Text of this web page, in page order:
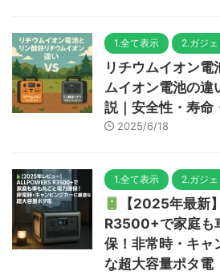
1.全て表示 2.ガジ
リチウムイオン電
ムイオン電池の違
説｜安全性・寿命
2025/6/18
1.全て表示 2.ガジ
【2025年最新
R3500+で家庭も
保！非常時・キャ
な超大容量ポタ電